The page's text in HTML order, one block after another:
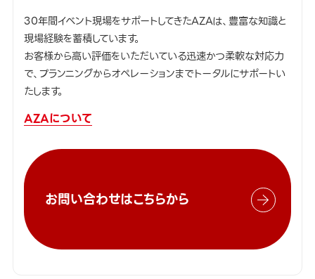
30年間イベント現場をサポートしてきたAZAは、豊富な知識と
現場経験を蓄積しています。
お客様から高い評価をいただいている迅速かつ柔軟な対応力
で、プランニングからオペレーションまでトータルにサポートい
たします。
AZAについて
お問い合わせはこちらから